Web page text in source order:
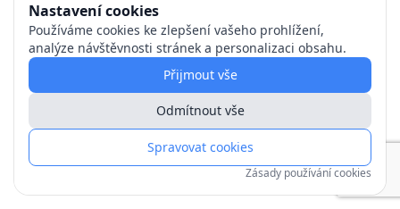
Nastavení cookies
Používáme cookies ke zlepšení vašeho prohlížení,
analýze návštěvnosti stránek a personalizaci obsahu.
Přijmout vše
Odmítnout vše
Spravovat cookies
Zásady používání cookies